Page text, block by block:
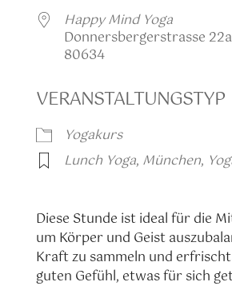
Happy Mind Yoga
Donnersbergerstrasse
80634
VERANSTALTUNGSTYP
Yogakurs
Lunch Yoga, München,
Diese Stunde ist ideal für die
um Körper und Geist
Kraft zu sammeln und
guten Gefühl, etwas für sich